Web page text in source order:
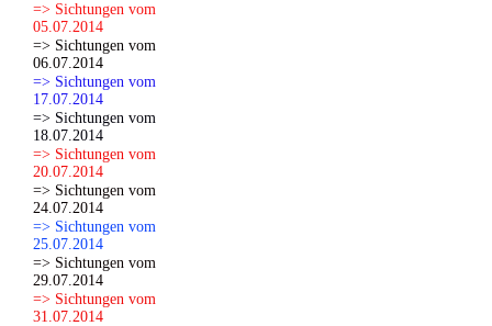
=> Sichtungen vom
05.07.2014
=> Sichtungen vom
06.07.2014
=> Sichtungen vom
17.07.2014
=> Sichtungen vom
18.07.2014
=> Sichtungen vom
20.07.2014
=> Sichtungen vom
24.07.2014
=> Sichtungen vom
25.07.2014
=> Sichtungen vom
29.07.2014
=> Sichtungen vom
31.07.2014